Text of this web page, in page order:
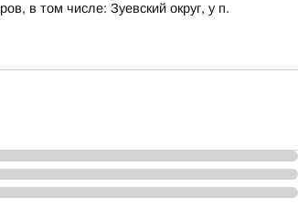
в том числе: Зуевский округ, у п.